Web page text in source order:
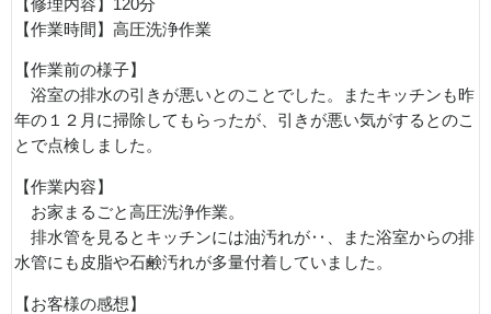
【修理内容】120分
【作業時間】高圧洗浄作業
【作業前の様子】
浴室の排水の引きが悪いとのことでした。またキッチンも昨
年の１２月に掃除してもらったが、引きが悪い気がするとのこ
とで点検しました。
【作業内容】
お家まるごと高圧洗浄作業。
排水管を見るとキッチンには油汚れが‥、また浴室からの排
水管にも皮脂や石鹸汚れが多量付着していました。
【お客様の感想】